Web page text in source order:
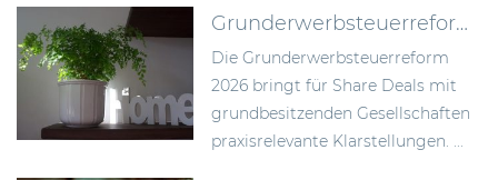
Grunderwerbsteuerreform 2026: Bundesrat billigt Neuregelung der Signing-Closing-Problematik
Die Grunderwerbsteuerreform
2026 bringt für Share Deals mit
grundbesitzenden Gesellschaften
praxisrelevante Klarstellungen. ...